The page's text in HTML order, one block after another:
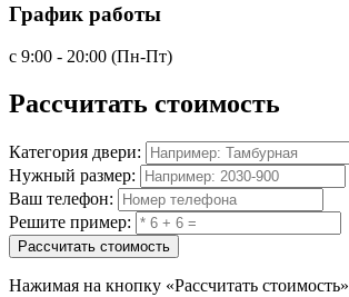
График работы
с 9:00 - 20:00 (Пн-Пт)
Рассчитать стоимость
Категория двери:
Нужный размер:
Ваш телефон:
Решите пример:
Рассчитать стоимость
Нажимая на кнопку «Рассчитать стоимость»